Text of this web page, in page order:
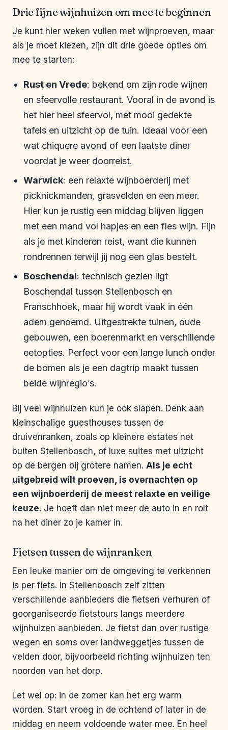
Drie fijne wijnhuizen om mee te beginnen
Je kunt hier weken vullen met wijnproeven, maar
als je moet kiezen, zijn dit drie goede opties om
mee te starten:
Rust en Vrede: bekend om zijn rode wijnen
en sfeervolle restaurant. Vooral in de avond is
het hier heel sfeervol, met mooi gedekte
tafels en uitzicht op de tuin. Ideaal voor een
wat chiquere avond of een laatste diner
voordat je weer doorreist.
Warwick: een relaxte wijnboerderij met
picknickmanden, grasvelden en een meer.
Hier kun je rustig een middag blijven liggen
met een mand vol hapjes en een fles wijn. Fijn
als je met kinderen reist, want die kunnen
rondrennen terwijl jij nog een glas bestelt.
Boschendal: technisch gezien ligt
Boschendal tussen Stellenbosch en
Franschhoek, maar hij wordt vaak in één
adem genoemd. Uitgestrekte tuinen, oude
gebouwen, een boerenmarkt en verschillende
eetopties. Perfect voor een lange lunch onder
de bomen als je een dagtrip maakt tussen
beide wijnregio’s.
Bij veel wijnhuizen kun je ook slapen. Denk aan
kleinschalige guesthouses tussen de
druivenranken, zoals op kleinere estates net
buiten Stellenbosch, of luxe suites met uitzicht
op de bergen bij grotere namen. Als je echt
uitgebreid wilt proeven, is overnachten op
een wijnboerderij de meest relaxte en veilige
keuze. Je hoeft dan niet meer de auto in en rolt
na het diner zo je kamer in.
Fietsen tussen de wijnranken
Een leuke manier om de omgeving te verkennen
is per fiets. In Stellenbosch zelf zitten
verschillende aanbieders die fietsen verhuren of
georganiseerde fietstours langs meerdere
wijnhuizen aanbieden. Je fietst dan over rustige
wegen en soms over landweggetjes tussen de
velden door, bijvoorbeeld richting wijnhuizen ten
noorden van het dorp.
Let wel op: in de zomer kan het erg warm
worden. Start vroeg in de ochtend of later in de
middag en neem voldoende water mee. En heel